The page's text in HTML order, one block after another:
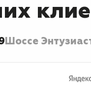
Шоссе